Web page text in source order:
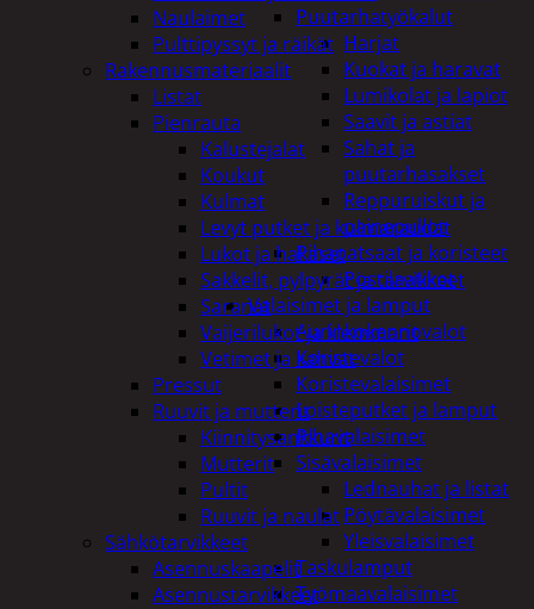
Puutarhatyökalut
Harjat
Kuokat ja haravat
Lumikolat ja lapiot
Saavit ja astiat
Sahat ja
puutarhasakset
Reppuruiskut ja
painepullot
Pihapatsaat ja koristeet
Postilaatikot
Valaisimet ja lamput
Aurinkokennovalot
Koristevalot
Koristevalaisimet
Loisteputket ja lamput
Pihavalaisimet
Sisävalaisimet
Lednauhat ja listat
Pöytävalaisimet
Yleisvalaisimet
Taskulamput
Työmaavalaisimet
Naulaimet
Pulttipyssyt ja räikät
Rakennusmateriaalit
Listat
Pienrauta
Kalustejalat
Koukut
Kulmat
Levyt putket ja kulmaraudat
Lukot ja hakaset
Sakkelit, pylpyrät ja tarvikkeet
Saranat
Vaijerilukot ja klemmarit
Vetimet ja kahvat
Pressut
Ruuvit ja mutterit
Kiinnitysankkurit
Mutterit
Pultit
Ruuvit ja naulat
Sähkötarvikkeet
Asennuskaapelit
Asennustarvikkeet